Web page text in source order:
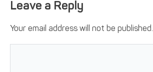
Leave a Reply
Your email address will not be published.